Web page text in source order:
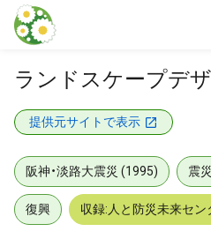
本文に飛ぶ
ランドスケープデ
提供元サイトで表示
阪神・淡路大震災 (1995) 震
復興 収録:人と防災未来セ